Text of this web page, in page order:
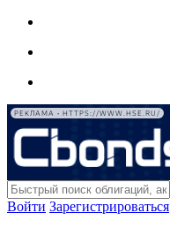
РЕКЛАМА • HTTPS://WWW.HSE.RU/
Войти Зарегистрироваться